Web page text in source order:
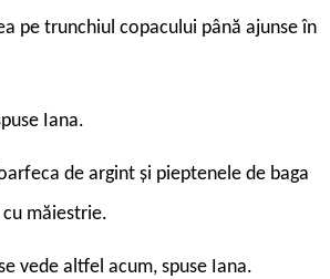
pe trunchiul copacului până ajunse în
Iana.
de argint și pieptenele de baga
cu măiestrie.
vede altfel acum, spuse Iana.